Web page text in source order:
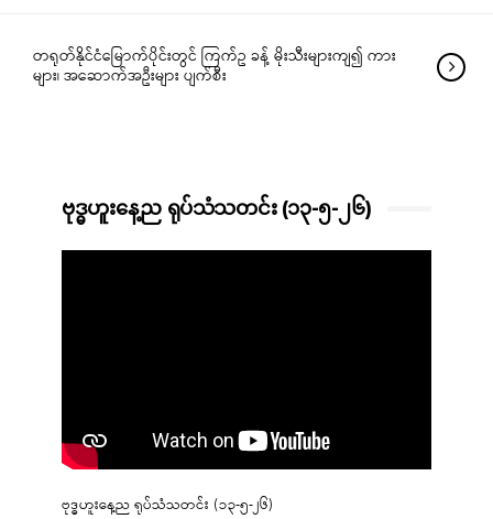
တရုတ်နိုင်ငံမြောက်ပိုင်းတွင် ကြက်ဥ ခန့် မိုးသီးများကျ၍ ကား
များ၊ အဆောက်အဦးများ ပျက်စီး
ဗုဒ္ဓဟူးနေ့ည ရုပ်သံသတင်း (၁၃-၅-၂၆)
ဗုဒ္ဓဟူးနေ့ည ရုပ်သံသတင်း (၁၃-၅-၂၆)